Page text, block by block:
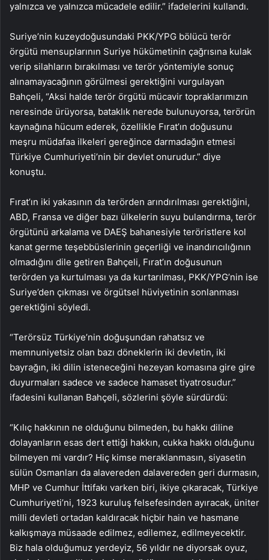
yalnızca ve yalnızca mücadele edilir.” ifadelerini kullandı.
Suriye’nin kuzeydoğusundaki PKK/YPG bölücü terör
örgütü mensuplarının Suriye hükümetinin çağrısına kulak
verip silahların bırakılması ve terör yöntemiyle sonuç
alınamayacağının görülmesi gerektiğini vurgulayan
Bahçeli, “Aksi halde terör örgütü mücavir topraklarımızın
neresinde ürüyorsa, bataklık nerede bulunuyorsa, terörün
kaynağına hücum ederek, özellikle Fırat’ın doğusunu
meşru müdafaa ilkeleri gereğince darmadağın etmesi
Türkiye Cumhuriyeti’nin bir devlet onurudur.” diye
konuştu.
Fırat’ın iki yakasının da terörden arındırılması gerektiğini,
ABD, Fransa ve diğer bazı ülkelerin suyu bulandırma, terör
örgütünü arkalama ve DAEŞ bahanesiyle teröristlere kol
kanat germe teşebbüslerinin geçerliği ve inandırıcılığının
olmadığını dile getiren Bahçeli, Fırat’ın doğusunun
terörden ya kurtulması ya da kurtarılması, PKK/YPG’nin ise
Suriye’den çıkması ve örgütsel hüviyetinin sonlanması
gerektiğini söyledi.
“Terörsüz Türkiye’nin doğuşundan rahatsız ve
memnuniyetsiz olan bazı döneklerin iki devletin, iki
bayrağın, iki dilin isteneceğini hezeyan komasına gire gire
duyurmaları sadece ve sadece hamaset tiyatrosudur.”
ifadesini kullanan Bahçeli, sözlerini şöyle sürdürdü:
“Kılıç hakkının ne olduğunu bilmeden, bu hakkı diline
dolayanların esas dert ettiği hakkın, cukka hakkı olduğunu
bilmeyen mi vardır? Hiç kimse meraklanmasın, siyasetin
sülün Osmanları da alavereden dalavereden geri durmasın,
MHP ve Cumhur İttifakı varken biri, ikiye çıkaracak, Türkiye
Cumhuriyeti’ni, 1923 kuruluş felsefesinden ayıracak, üniter
milli devleti ortadan kaldıracak hiçbir hain ve hasmane
kalkışmaya müsaade edilmez, edilemez, edilmeyecektir.
Biz hala olduğumuz yerdeyiz, 56 yıldır ne diyorsak oyuz,